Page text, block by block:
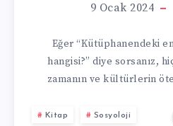
ZIHIN:
İBN-
I
9 Ocak 2024
Eğer “Kütüphanendeki
hangisi?” diye sorsanız,
zamanın ve kültürlerin
Kitap Sosyoloji